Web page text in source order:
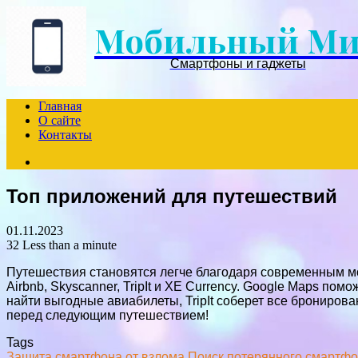
Мобильный
Смартфоны и гаджеты
Главная
О сайте
Контакты
Топ приложений для путешествий
01.11.2023
32 Less than a minute
Путешествия становятся легче благодаря
Airbnb, Skyscanner, TripIt и XE Currency. Google Maps
найти выгодные авиабилеты, TripIt соберет все
перед следующим путешествием!
Tags